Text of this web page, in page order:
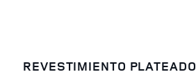
REVESTIMIENTO PLATEADO